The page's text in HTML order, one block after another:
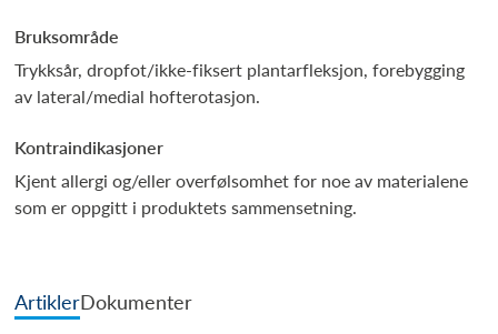
Bruksområde
Trykksår, dropfot/ikke-fiksert plantarfleksjon, forebygging
av lateral/medial hofterotasjon.
Kontraindikasjoner
Kjent allergi og/eller overfølsomhet for noe av materialene
som er oppgitt i produktets sammensetning.
ArtiklerDokumenter